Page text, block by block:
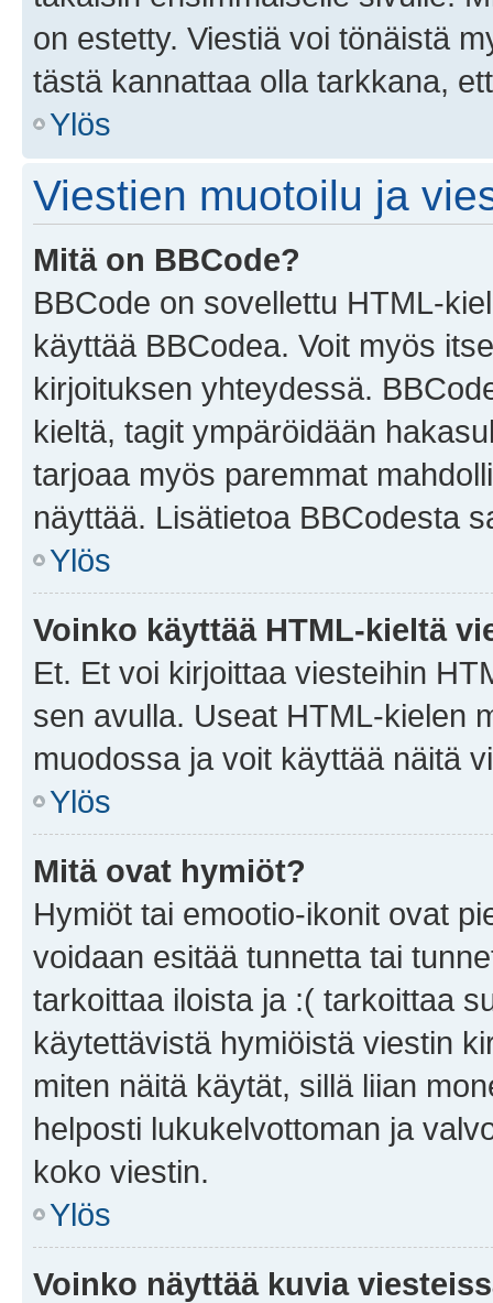
on estetty. Viestiä voi tönäistä
tästä kannattaa olla tarkkana,
Ylös
Viestien muotoilu ja
Mitä on BBCode?
BBCode on sovellettu HTML-
käyttää BBCodea. Voit myös
kirjoituksen yhteydessä.
kieltä, tagit ympäröidään
tarjoaa myös paremmat
näyttää. Lisätietoa BBCodesta
Ylös
Voinko käyttää HTML-kieltä
Et. Et voi kirjoittaa viesteihin
sen avulla. Useat HTML-kielen
muodossa ja voit käyttää näitä
Ylös
Mitä ovat hymiöt?
Hymiöt tai emootio-ikonit ovat
voidaan esitää tunnetta tai
tarkoittaa iloista ja :( tarkoittaa
käytettävistä hymiöistä viestin
miten näitä käytät, sillä liian
helposti lukukelvottoman ja
koko viestin.
Ylös
Voinko näyttää kuvia